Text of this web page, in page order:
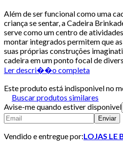
Além de ser funcional como uma
criança se sentar, a Cadeira
serve como um centro de
montar integrados permitem que
suas próprias construções
cadeira em um ponto focal de
Ler descri��o completa
Este produto está indisponivel no
Buscar produtos similares
Avise-me quando estiver disponivel
Enviar
Vendido e entregue por:LOJAS LE